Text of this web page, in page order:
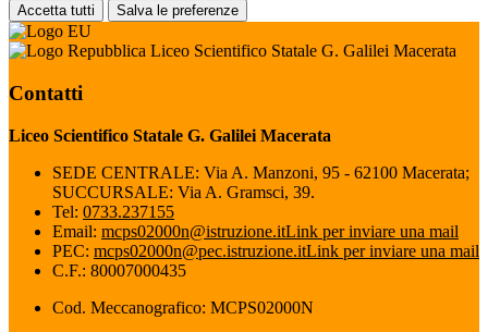
Accetta tutti Salva le preferenze
Liceo Scientifico Statale G. Galilei Macerata
Contatti
Liceo Scientifico Statale G. Galilei Macerata
SEDE CENTRALE: Via A. Manzoni, 95 - 62100 Macerata;
SUCCURSALE: Via A. Gramsci, 39.
Tel: 0733.237155
Email: mcps02000n@istruzione.itLink per inviare una mail
PEC: mcps02000n@pec.istruzione.itLink per inviare una mail
C.F.: 80007000435
Cod. Meccanografico: MCPS02000N